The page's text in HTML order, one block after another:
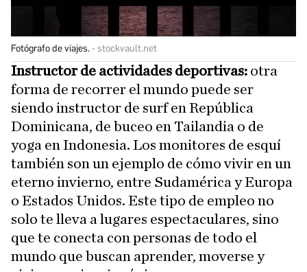
Fotógrafo de viajes. stockvault.net
Instructor de actividades deportivas: otra
forma de recorrer el mundo puede ser
siendo instructor de surf en República
Dominicana, de buceo en Tailandia o de
yoga en Indonesia. Los monitores de esquí
también son un ejemplo de cómo vivir en un
eterno invierno, entre Sudamérica y Europa
o Estados Unidos. Este tipo de empleo no
solo te lleva a lugares espectaculares, sino
que te conecta con personas de todo el
mundo que buscan aprender, moverse y